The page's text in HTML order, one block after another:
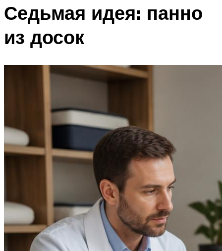
Седьмая идея: панно
из досок